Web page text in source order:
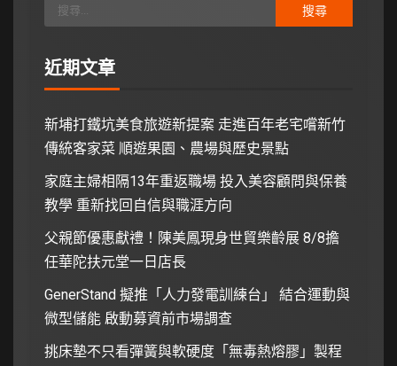
近期文章
新埔打鐵坑美食旅遊新提案 走進百年老宅嚐新竹
傳統客家菜 順遊果園、農場與歷史景點
家庭主婦相隔13年重返職場 投入美容顧問與保養
教學 重新找回自信與職涯方向
父親節優惠獻禮！陳美鳳現身世貿樂齡展 8/8擔
任華陀扶元堂一日店長
GenerStand 擬推「人力發電訓練台」 結合運動與
微型儲能 啟動募資前市場調查
挑床墊不只看彈簧與軟硬度「無毒熱熔膠」製程